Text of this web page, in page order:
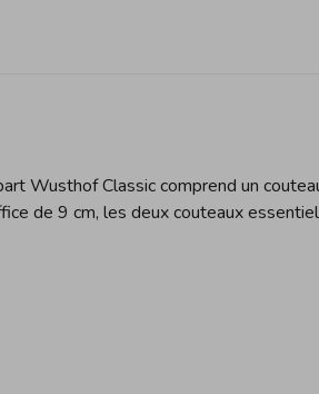
Wusthof Classic comprend un
de 9 cm, les deux couteaux